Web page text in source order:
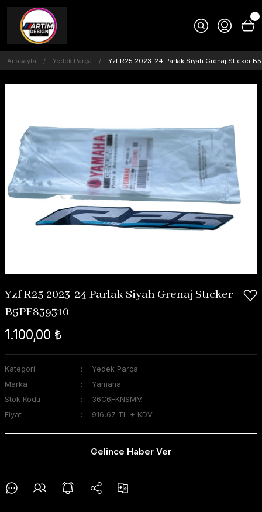
Anasayfa Yedek Parça Yzf R25 2023-24 Parlak Siyah Grenaj Stıcker
Yzf R25 2023-24 Parlak Siyah Grenaj Stıcker
B5PF839310
1.100,00 ₺
Kategori
Yedek Parça
Marka
Yamaha
Stok Kodu
36C6FKNSMM
Fiyat
916,67 TL + KDV
Gelince Haber Ver